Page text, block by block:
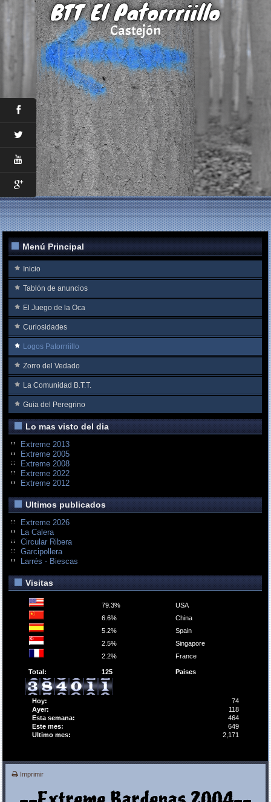
BTT El Patorrriillo
Castejón
Menú Principal
Inicio
Tablón de anuncios
El Juego de la Oca
Curiosidades
Logos Patorrriillo
Zorro del Vedado
La Comunidad B.T.T.
Guia del Peregrino
Lo mas visto del dia
Extreme 2013
Extreme 2005
Extreme 2008
Extreme 2022
Extreme 2012
Ultimos publicados
Extreme 2026
La Calera
Circular Ribera
Garcipollera
Larrés - Biescas
Visitas
79.3%
USA
6.6%
China
5.2%
Spain
2.5%
Singapore
2.2%
France
Total: 125 Paises
Hoy:
74
Ayer:
118
Esta semana:
464
Este mes:
649
Ultimo mes:
2,171
Imprimir